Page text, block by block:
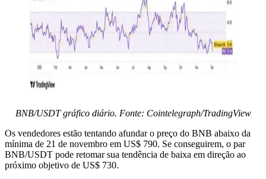
BNB/USDT gráfico diário. Fonte: Cointelegraph/TradingView
Os vendedores estão tentando afundar o preço do BNB abaixo da
mínima de 21 de novembro em US$ 790. Se conseguirem, o par
BNB/USDT pode retomar sua tendência de baixa em direção ao
próximo objetivo de US$ 730.